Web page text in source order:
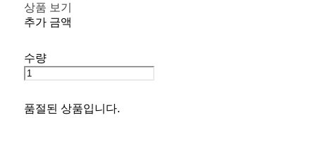
상품 보기
추가 금액
수량
품절된 상품입니다.